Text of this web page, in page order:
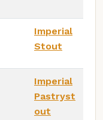
Imperial
Stout
Imperial
Pastryst
out